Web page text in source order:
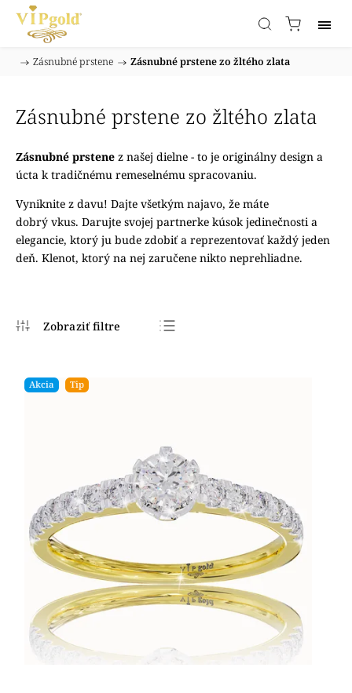
/ Zásnubné prstene / Zásnubné prstene zo žltého zlata
Zásnubné prstene zo žltého zlata
Zásnubné prstene z našej dielne - to je originálny design a
úcta k tradičnému remeselnému spracovaniu.
Vyniknite z davu! Dajte všetkým najavo, že máte
dobrý vkus. Darujte svojej partnerke kúsok jedinečnosti a
elegancie, ktorý ju bude zdobiť a reprezentovať každý jeden
deň. Klenot, ktorý na nej zaručene nikto neprehliadne.
Akcia Tip